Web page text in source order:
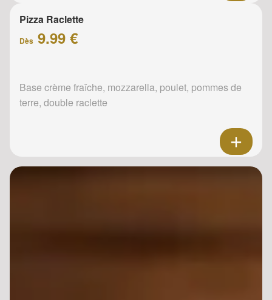
Pizza Raclette
Dès 9.99 €
Base crème fraîche, mozzarella, poulet, pommes de
terre, double raclette